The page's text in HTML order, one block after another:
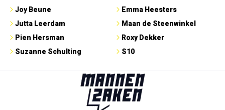
Joy Beune
Jutta Leerdam
Pien Hersman
Suzanne Schulting
Emma Heesters
Maan de Steenwinkel
Roxy Dekker
S10